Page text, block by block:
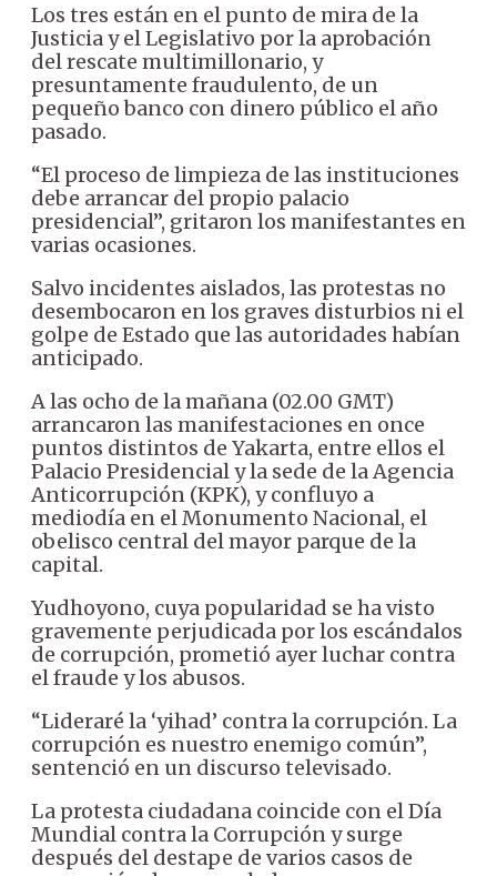
Los tres están en el punto de mira de la
Justicia y el Legislativo por la aprobación
del rescate multimillonario, y
presuntamente fraudulento, de un
pequeño banco con dinero público el año
pasado.
“El proceso de limpieza de las instituciones
debe arrancar del propio palacio
presidencial”, gritaron los manifestantes en
varias ocasiones.
Salvo incidentes aislados, las protestas no
desembocaron en los graves disturbios ni el
golpe de Estado que las autoridades habían
anticipado.
A las ocho de la mañana (02.00 GMT)
arrancaron las manifestaciones en once
puntos distintos de Yakarta, entre ellos el
Palacio Presidencial y la sede de la Agencia
Anticorrupción (KPK), y confluyo a
mediodía en el Monumento Nacional, el
obelisco central del mayor parque de la
capital.
Yudhoyono, cuya popularidad se ha visto
gravemente perjudicada por los escándalos
de corrupción, prometió ayer luchar contra
el fraude y los abusos.
“Lideraré la ‘yihad’ contra la corrupción. La
corrupción es nuestro enemigo común”,
sentenció en un discurso televisado.
La protesta ciudadana coincide con el Día
Mundial contra la Corrupción y surge
después del destape de varios casos de